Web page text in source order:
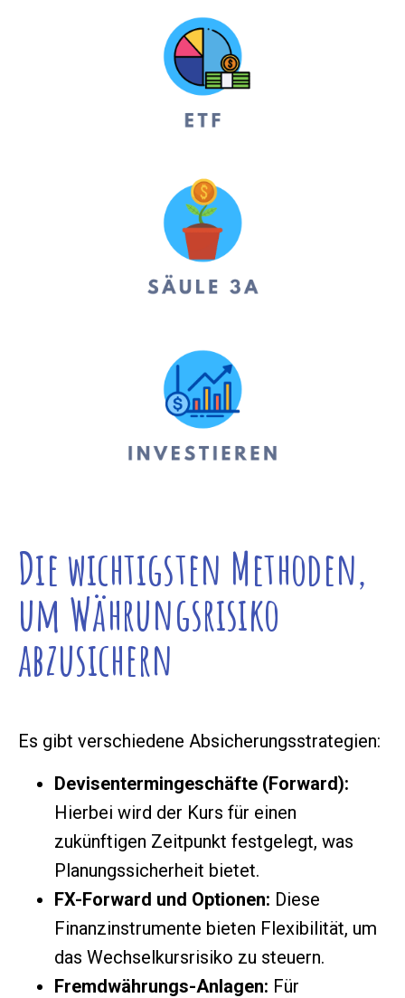
Die wichtigsten Methoden,
um Währungsrisiko
abzusichern
Es gibt verschiedene Absicherungsstrategien:
Devisentermingeschäfte (Forward):
Hierbei wird der Kurs für einen
zukünftigen Zeitpunkt festgelegt, was
Planungssicherheit bietet.
FX-Forward und Optionen: Diese
Finanzinstrumente bieten Flexibilität, um
das Wechselkursrisiko zu steuern.
Fremdwährungs-Anlagen: Für